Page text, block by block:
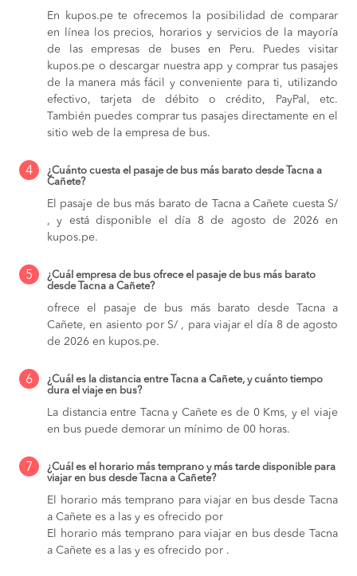
En kupos.pe te ofrecemos la posibilidad de comparar
en línea los precios, horarios y servicios de la mayoría
de las empresas de buses en Peru. Puedes visitar
kupos.pe o descargar nuestra app y comprar tus pasajes
de la manera más fácil y conveniente para ti, utilizando
efectivo, tarjeta de débito o crédito, PayPal, etc.
También puedes comprar tus pasajes directamente en el
sitio web de la empresa de bus.
4
¿Cuánto cuesta el pasaje de bus más barato desde Tacna a
Cañete?
El pasaje de bus más barato de Tacna a Cañete cuesta S/
, y está disponible el día 8 de agosto de 2026 en
kupos.pe.
5
¿Cuál empresa de bus ofrece el pasaje de bus más barato
desde Tacna a Cañete?
ofrece el pasaje de bus más barato desde Tacna a
Cañete, en asiento por S/ , para viajar el día 8 de agosto
de 2026 en kupos.pe.
6
¿Cuál es la distancia entre Tacna a Cañete, y cuánto tiempo
dura el viaje en bus?
La distancia entre Tacna y Cañete es de 0 Kms, y el viaje
en bus puede demorar un mínimo de 00 horas.
7
¿Cuál es el horario más temprano y más tarde disponible para
viajar en bus desde Tacna a Cañete?
El horario más temprano para viajar en bus desde Tacna
a Cañete es a las y es ofrecido por
El horario más temprano para viajar en bus desde Tacna
a Cañete es a las y es ofrecido por .